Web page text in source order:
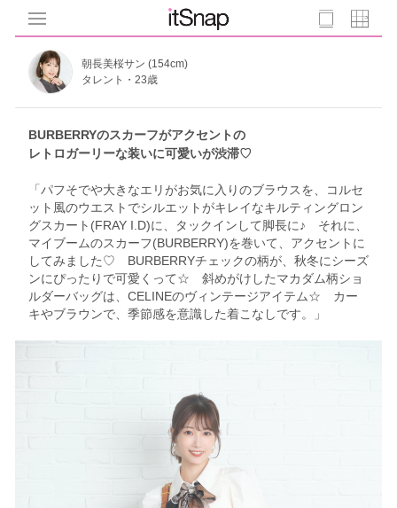
朝長美桜サン (154cm)
タレント・23歳
BURBERRYのスカーフがアクセントの
レトロガーリーな装いに可愛いが渋滞♡
「パフそでや大きなエリがお気に入りのブラウスを、コルセ
ット風のウエストでシルエットがキレイなキルティングロン
グスカート(FRAY I.D)に、タックインして脚長に♪ それに、
マイブームのスカーフ(BURBERRY)を巻いて、アクセントに
してみました♡ BURBERRYチェックの柄が、秋冬にシーズ
ンにぴったりで可愛くって☆ 斜めがけしたマカダム柄ショ
ルダーバッグは、CELINEのヴィンテージアイテム☆ カー
キやブラウンで、季節感を意識した着こなしです。」